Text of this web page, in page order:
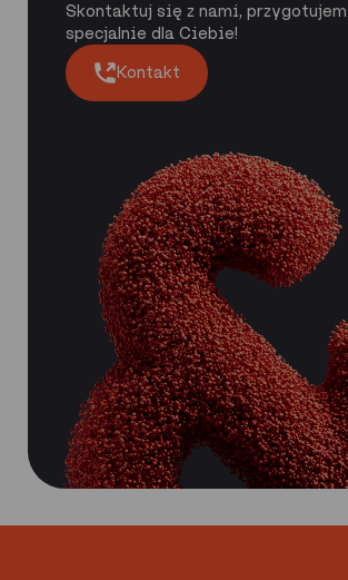
Skontaktuj się z nami,
specjalnie dla Ciebie!
Kontakt